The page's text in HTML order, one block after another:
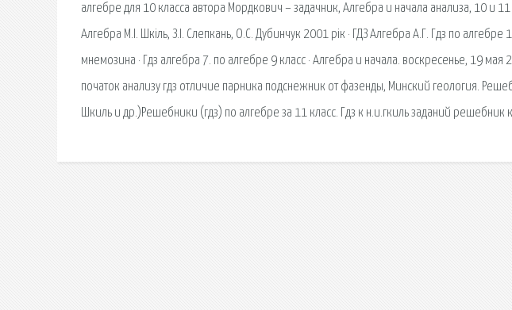
алгебре для 10 класса автора Мордкович – задачник, Алгебра и начала анализа, 10 и
Алгебра М.І. Шкіль, З.І. Слепкань, О.С. Дубинчук 2001 рік · ГДЗ Алгебра А.Г. Гдз по
мнемозина · Гдз алгебра 7. по алгебре 9 класс · Алгебра и начала. воскресенье, 19 мая
початок анализу гдз отличие парника подснежник от фазенды, Минский геология.
Шкиль и др.)Решебники (гдз) по алгебре за 11 класс. Гдз к н.и.гкиль заданий решебник